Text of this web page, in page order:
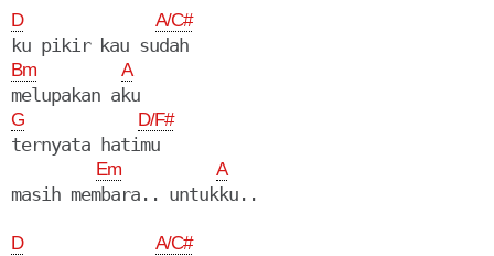
D A/C#
ku pikir kau sudah
Bm A
melupakan aku
G D/F#
ternyata hatimu
Em A
D A/C#